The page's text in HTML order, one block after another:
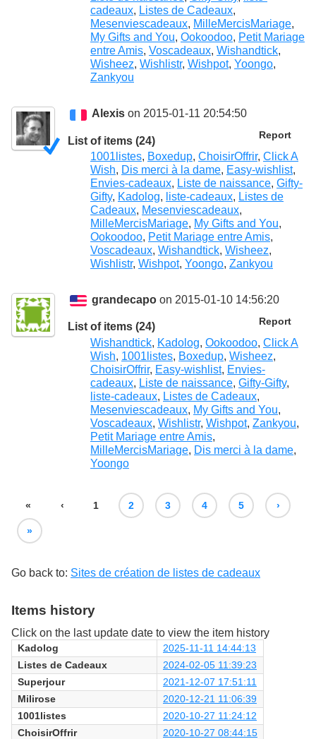
cadeaux, Listes de Cadeaux,
Mesenviescadeaux, MilleMercisMariage,
My Gifts and You, Ookoodoo, Petit Mariage
entre Amis, Voscadeaux, Wishandtick,
Wisheez, Wishlistr, Wishpot, Yoongo,
Zankyou
Alexis on 2015-01-11 20:54:50
Report
List of items (24)
1001listes, Boxedup, ChoisirOffrir, Click A
Wish, Dis merci à la dame, Easy-wishlist,
Envies-cadeaux, Liste de naissance, Gifty-
Gifty, Kadolog, liste-cadeaux, Listes de
Cadeaux, Mesenviescadeaux,
MilleMercisMariage, My Gifts and You,
Ookoodoo, Petit Mariage entre Amis,
Voscadeaux, Wishandtick, Wisheez,
Wishlistr, Wishpot, Yoongo, Zankyou
grandecapo on 2015-01-10 14:56:20
Report
List of items (24)
Wishandtick, Kadolog, Ookoodoo, Click A
Wish, 1001listes, Boxedup, Wisheez,
ChoisirOffrir, Easy-wishlist, Envies-
cadeaux, Liste de naissance, Gifty-Gifty,
liste-cadeaux, Listes de Cadeaux,
Mesenviescadeaux, My Gifts and You,
Voscadeaux, Wishlistr, Wishpot, Zankyou,
Petit Mariage entre Amis,
MilleMercisMariage, Dis merci à la dame,
Yoongo
« ‹ 1 2 3 4 5 ›
»
Go back to: Sites de création de listes de cadeaux
Items history
Click on the last update date to view the item history
Kadolog
2025-11-11 14:44:13
Listes de Cadeaux
2024-02-05 11:39:23
Superjour
2021-12-07 17:51:11
Milirose
2020-12-21 11:06:39
1001listes
2020-10-27 11:24:12
ChoisirOffrir
2020-10-27 08:44:15